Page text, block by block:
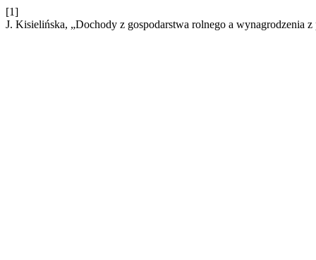
[1]
J. Kisielińska, „Dochody z gospodarstwa rolnego a wynagrodzenia